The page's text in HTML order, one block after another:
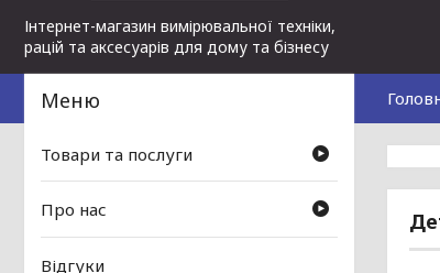
Інтернет-магазин вимірювальної техніки,
рацій та аксесуарів для дому та бізнесу
Товари та послуги
Про нас
Відгуки